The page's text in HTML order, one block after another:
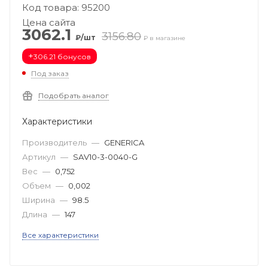
Код товара: 95200
Цена сайта
3062.1 ₽/шт 3156.80 ₽ в магазине
+306.21 бонусов
Под заказ
Подобрать аналог
Характеристики
Производитель — GENERICA
Артикул — SAV10-3-0040-G
Вес — 0,752
Объем — 0,002
Ширина — 98.5
Длина — 147
Все характеристики